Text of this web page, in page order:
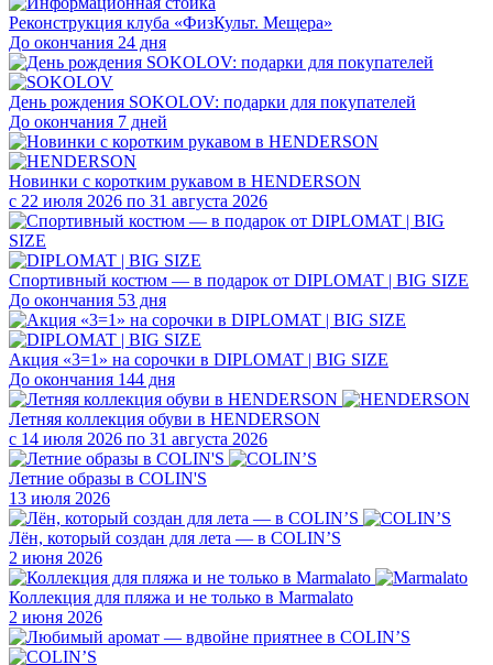
Реконструкция клуба «ФизКульт. Мещера»
До окончания 24 дня
День рождения SOKOLOV: подарки для покупателей
До окончания 7 дней
Новинки с коротким рукавом в HENDERSON
с 22 июля 2026 по 31 августа 2026
Спортивный костюм — в подарок от DIPLOMAT | BIG SIZE
До окончания 53 дня
Акция «3=1» на сорочки в DIPLOMAT | BIG SIZE
До окончания 144 дня
Летняя коллекция обуви в HENDERSON
с 14 июля 2026 по 31 августа 2026
Летние образы в COLIN'S
13 июля 2026
Лён, который создан для лета — в COLIN’S
2 июня 2026
Коллекция для пляжа и не только в Marmalato
2 июня 2026